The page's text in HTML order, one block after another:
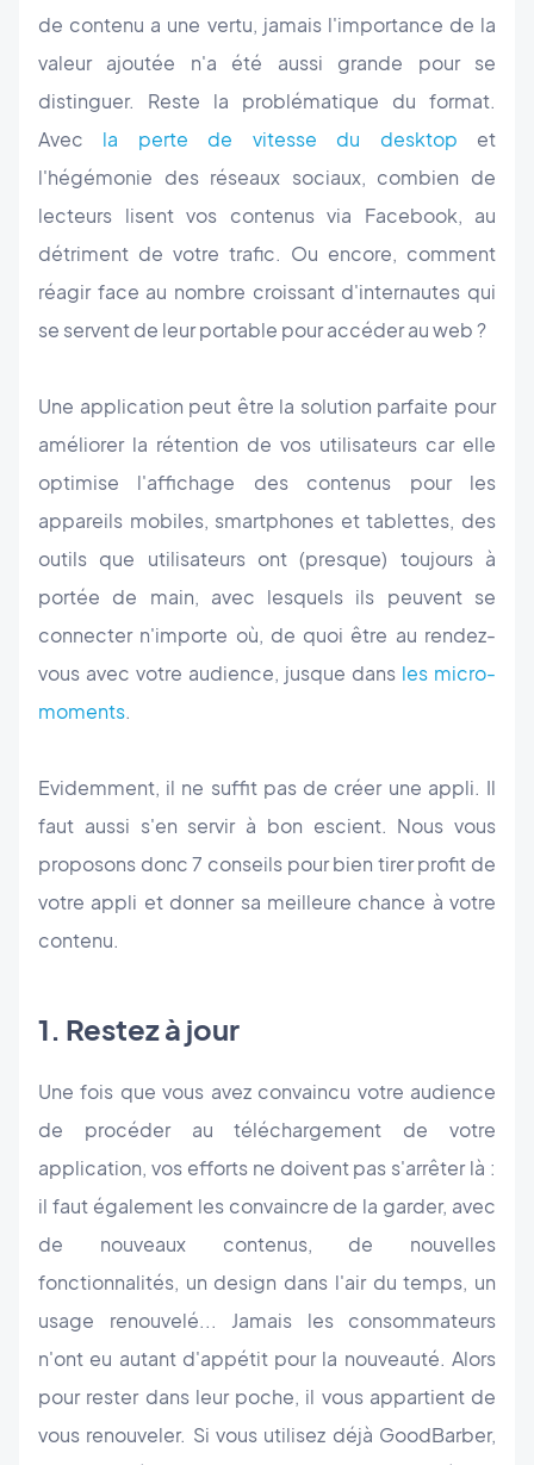
de contenu a une vertu, jamais l'importance de la
valeur ajoutée n'a été aussi grande pour se
distinguer. Reste la problématique du format.
Avec la perte de vitesse du desktop et
l'hégémonie des réseaux sociaux, combien de
lecteurs lisent vos contenus via Facebook, au
détriment de votre trafic. Ou encore, comment
réagir face au nombre croissant d'internautes qui
se servent de leur portable pour accéder au web ?
Une application peut être la solution parfaite pour
améliorer la rétention de vos utilisateurs car elle
optimise l'affichage des contenus pour les
appareils mobiles, smartphones et tablettes, des
outils que utilisateurs ont (presque) toujours à
portée de main, avec lesquels ils peuvent se
connecter n'importe où, de quoi être au rendez-
vous avec votre audience, jusque dans les micro-
moments.
Evidemment, il ne suffit pas de créer une appli. Il
faut aussi s'en servir à bon escient. Nous vous
proposons donc 7 conseils pour bien tirer profit de
votre appli et donner sa meilleure chance à votre
contenu.
1. Restez à jour
Une fois que vous avez convaincu votre audience
de procéder au téléchargement de votre
application, vos efforts ne doivent pas s'arrêter là :
il faut également les convaincre de la garder, avec
de nouveaux contenus, de nouvelles
fonctionnalités, un design dans l'air du temps, un
usage renouvelé... Jamais les consommateurs
n'ont eu autant d'appétit pour la nouveauté. Alors
pour rester dans leur poche, il vous appartient de
vous renouveler. Si vous utilisez déjà GoodBarber,